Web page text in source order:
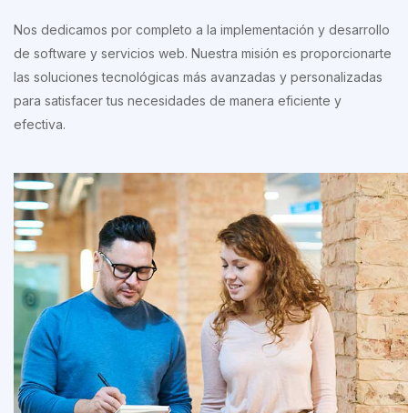
Nos dedicamos por completo a la implementación y desarrollo
de software y servicios web. Nuestra misión es proporcionarte
las soluciones tecnológicas más avanzadas y personalizadas
para satisfacer tus necesidades de manera eficiente y
efectiva.